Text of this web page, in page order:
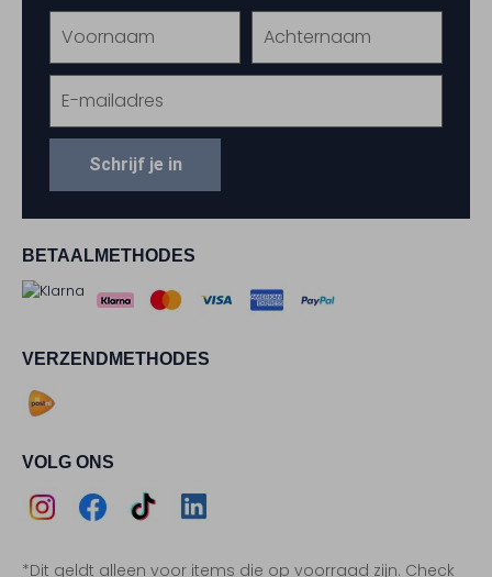
BETAALMETHODES
VERZENDMETHODES
VOLG ONS
*Dit geldt alleen voor items die op voorraad zijn. Check
Schrijf je in